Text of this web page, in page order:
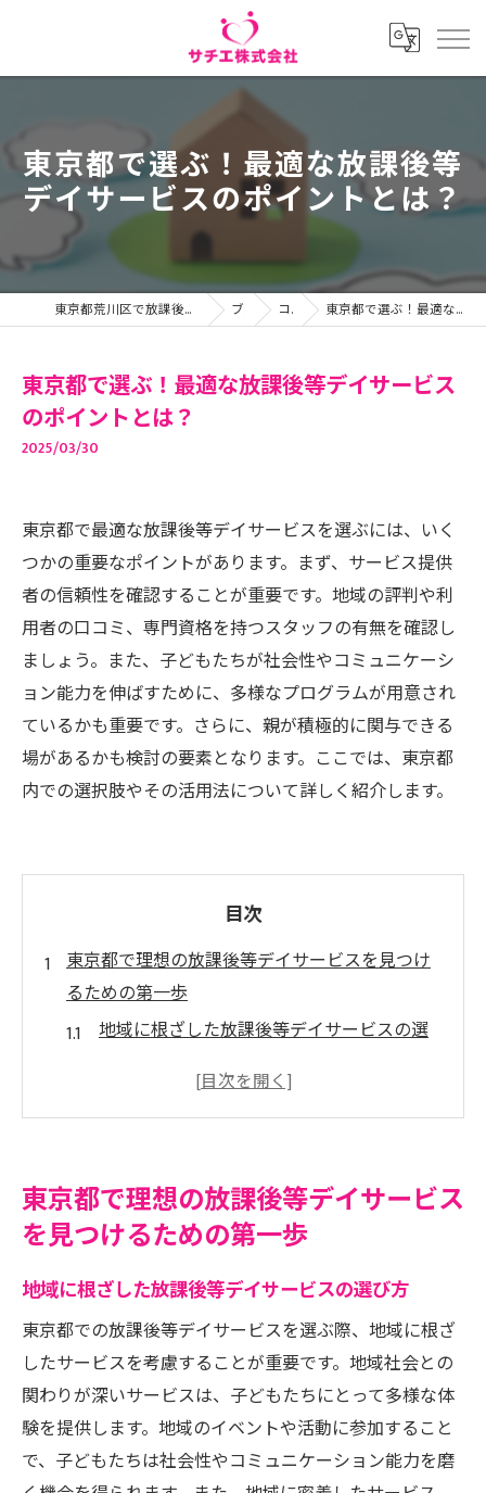
東京都で選ぶ！最適な放課後等
デイサービスのポイントとは？
東京都荒川区で放課後等デイサービスの求人ならサチエ株式会社 ブログ コラム 東京都で選ぶ！最適な放課後等デイサービスのポイントとは？
東京都で選ぶ！最適な放課後等デイサービス
のポイントとは？
2025/03/30
東京都で最適な放課後等デイサービスを選ぶには、いく
つかの重要なポイントがあります。まず、サービス提供
者の信頼性を確認することが重要です。地域の評判や利
用者の口コミ、専門資格を持つスタッフの有無を確認し
ましょう。また、子どもたちが社会性やコミュニケーシ
ョン能力を伸ばすために、多様なプログラムが用意され
ているかも重要です。さらに、親が積極的に関与できる
場があるかも検討の要素となります。ここでは、東京都
内での選択肢やその活用法について詳しく紹介します。
目次
東京都で理想の放課後等デイサービスを見つけ
るための第一歩
地域に根ざした放課後等デイサービスの選
サービスのロケーションが重要な理由
放課後等デイサービスの試し利用を検討す
る
信頼される放課後等デイサービスを選ぶための
チェックポイント
信頼できるスタッフとは？
資格と経験から見るサービスの質
保護者とのコミュニケーションの重要性
東京都で理想の放課後等デイサービス
を見つけるための第一歩
地域に根ざした放課後等デイサービスの選び方
東京都での放課後等デイサービスを選ぶ際、地域に根ざ
したサービスを考慮することが重要です。地域社会との
関わりが深いサービスは、子どもたちにとって多様な体
験を提供します。地域のイベントや活動に参加すること
で、子どもたちは社会性やコミュニケーション能力を磨